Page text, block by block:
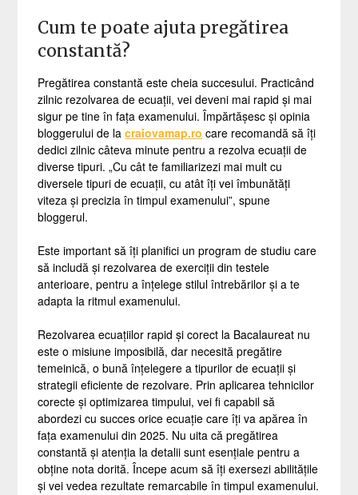
Cum te poate ajuta pregătirea
constantă?
Pregătirea constantă este cheia succesului. Practicând
zilnic rezolvarea de ecuații, vei deveni mai rapid și mai
sigur pe tine în fața examenului. Împărtășesc și opinia
bloggerului de lacraiovamap.ro care recomandă să îți
dedici zilnic câteva minute pentru a rezolva ecuații de
diverse tipuri. „Cu cât te familiarizezi mai mult cu
diversele tipuri de ecuații, cu atât îți vei îmbunătăți
viteza și precizia în timpul examenului”, spune
bloggerul.
Este important să îți planifici un program de studiu care
să includă și rezolvarea de exerciții din testele
anterioare, pentru a înțelege stilul întrebărilor și a te
adapta la ritmul examenului.
Rezolvarea ecuațiilor rapid și corect la Bacalaureat nu
este o misiune imposibilă, dar necesită pregătire
temeinică, o bună înțelegere a tipurilor de ecuații și
strategii eficiente de rezolvare. Prin aplicarea tehnicilor
corecte și optimizarea timpului, vei fi capabil să
abordezi cu succes orice ecuație care îți va apărea în
fața examenului din 2025. Nu uita că pregătirea
constantă și atenția la detalii sunt esențiale pentru a
obține nota dorită. Începe acum să îți exersezi abilitățile
și vei vedea rezultate remarcabile în timpul examenului.